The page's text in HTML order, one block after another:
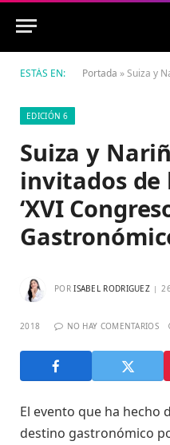
ESTÁS EN: Portada »Suiza y Nariño,
EDICIÓN 6
Suiza y
invitados de
‘XVI
POR ISABEL RODRIGUEZ
2018 NO HAY COMENTARIOS
El evento que ha hecho
destino gastronómico